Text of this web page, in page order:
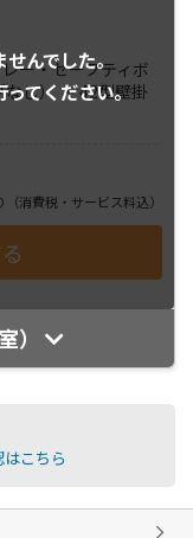
せんでした。
ってください。
ー・セーフティボ
し） ・ 42型壁掛
（消費税・サービス料込）
）
こちら